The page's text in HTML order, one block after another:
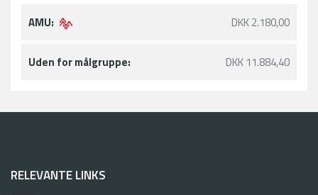
AMU: DKK 2.180,00
Uden for målgruppe: DKK 11.884,40
RELEVANTE LINKS